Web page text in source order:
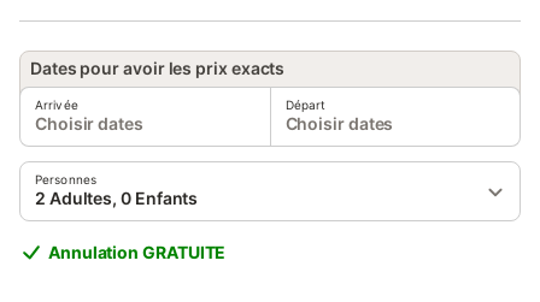
Dates pour avoir les prix exacts
Arrivée
Choisir dates
Départ
Choisir dates
Personnes
2 Adultes, 0 Enfants
Annulation GRATUITE